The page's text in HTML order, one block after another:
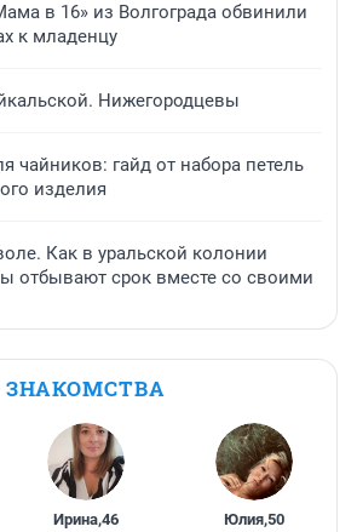
в 16» из Волгограда обвинили
к младенцу
Нижегородцевы
чайников: гайд от набора петель
изделия
Как в уральской колонии
отбывают срок вместе со своими
ЗНАКОМСТВА
Ирина,46 Юлия,50